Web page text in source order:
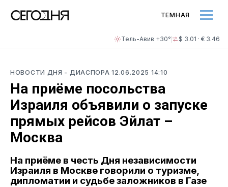
Тель-Авив +30° $ 3.01 · € 3.46
ТЕМНАЯ
НОВОСТИ ДНЯ - ДИАСПОРА12.06.2025 14:10
На приёме посольства
Израиля объявили о запуске
прямых рейсов Эйлат –
Москва
На приёме в честь Дня независимости
Израиля в Москве говорили о туризме,
дипломатии и судьбе заложников в Газе